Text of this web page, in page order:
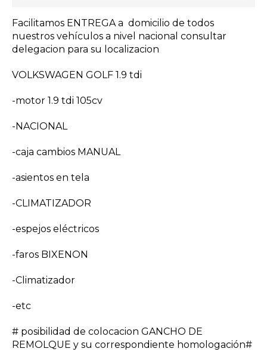
Facilitamos ENTREGA a domicilio de todos
nuestros vehículos a nivel nacional consultar
delegacion para su localizacion
VOLKSWAGEN GOLF 1.9 tdi
-motor 1.9 tdi 105cv
-NACIONAL
-caja cambios MANUAL
-asientos en tela
-CLIMATIZADOR
-espejos eléctricos
-faros BIXENON
-Climatizador
-etc
# posibilidad de colocacion GANCHO DE
REMOLQUE y su correspondiente homologación#